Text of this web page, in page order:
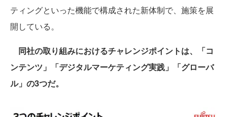
ティングといった機能で構成された新体制で、施策を展
開している。
同社の取り組みにおけるチャレンジポイントは、「コ
ンテンツ」「デジタルマーケティング実践」「グローバ
ル」の3つだ。